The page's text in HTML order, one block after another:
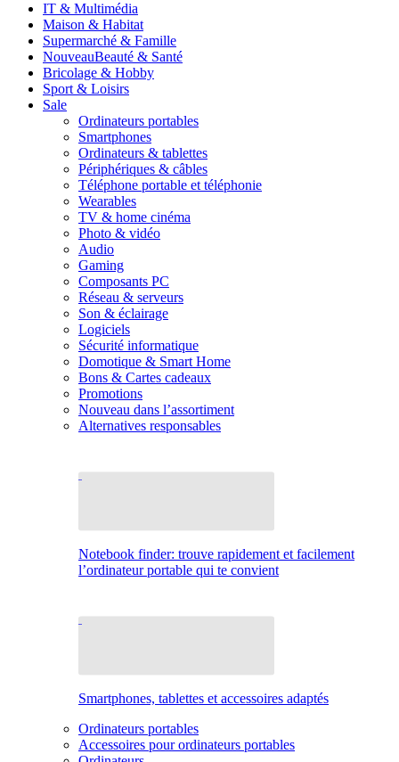
IT & Multimédia
Maison & Habitat
Supermarché & Famille
NouveauBeauté & Santé
Bricolage & Hobby
Sport & Loisirs
Sale
Ordinateurs portables
Smartphones
Ordinateurs & tablettes
Périphériques & câbles
Téléphone portable et téléphonie
Wearables
TV & home cinéma
Photo & vidéo
Audio
Gaming
Composants PC
Réseau & serveurs
Son & éclairage
Logiciels
Sécurité informatique
Domotique & Smart Home
Bons & Cartes cadeaux
Promotions
Nouveau dans l’assortiment
Alternatives responsables
Notebook finder: trouve rapidement et facilement
l’ordinateur portable qui te convient
Smartphones, tablettes et accessoires adaptés
Ordinateurs portables
Accessoires pour ordinateurs portables